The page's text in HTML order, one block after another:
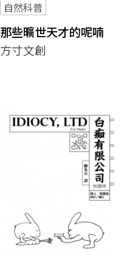
自然科普
那些曠世天才的呢喃
方寸文創